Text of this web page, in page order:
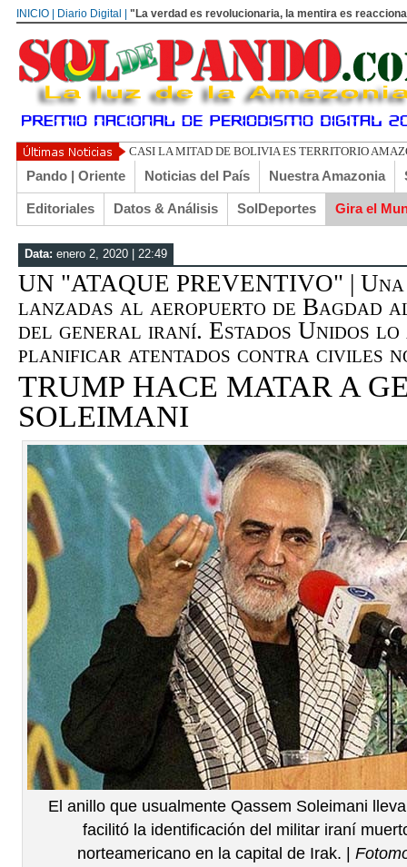
INICIO | Diario Digital | "La verdad es revolucionaria, la mentira es
UN LIBERTARIO LLAMADO EL
Pando | Oriente Noticias del País Nuestra Amazonia
Editoriales Datos & Análisis SolDeportes Gira el
Data: enero 2, 2020 | 22:49
UN "ATAQUE PREVENTIVO" | Una
lanzadas al aeropuerto de Bagdad
del general iraní. Estados Unidos lo
planificar atentados contra civiles
TRUMP HACE MATAR A
SOLEIMANI
El anillo que usualmente Qassem Soleimani
facilitó la identificación del militar iraní
norteamericano en la capital de Irak. |